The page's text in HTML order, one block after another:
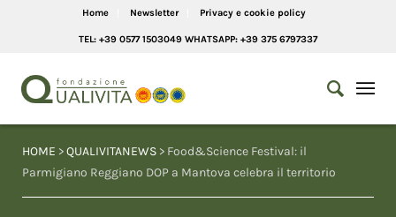
Home Newsletter Privacy e cookie policy
TEL: +39 0577 1503049 WHATSAPP: +39 375 6797337
HOME >QUALIVITANEWS > Food&Science Festival: il
Parmigiano Reggiano DOP a Mantova celebra il territorio